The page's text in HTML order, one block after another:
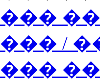
/